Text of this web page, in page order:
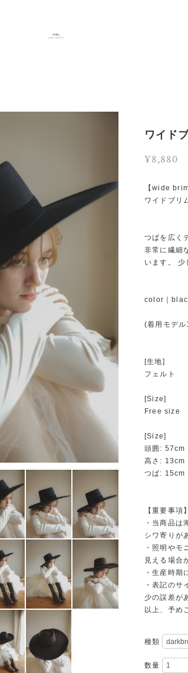
ワイド
¥8,880
【wide
ワイドブリ
つばを広く
非常に繊細
います。
color｜
(着用モデ
[生地]
フェルト
[Size]
Free size
[Size]
頭囲: 57cm
高さ: 13cm
つば: 15cm
【重要事項
・当商品は
シワ寄りが
・照明やモ
見える場合
・生産時期
・表記のサ
少の誤差が
以上、予め
種類
数量